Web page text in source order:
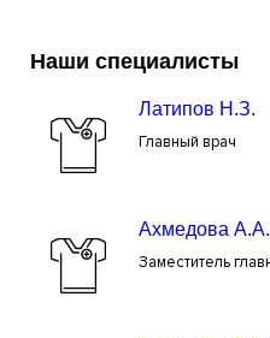
Наши специалисты
Латипов Н.З.
Главный врач
Ахмедова А.А.
Заместитель